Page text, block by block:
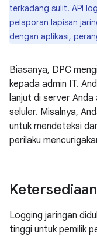
terkadang sulit. API
pelaporan lapisan
dengan aplikasi,
Biasanya, DPC
kepada admin IT.
lanjut di server
seluler. Misalnya,
untuk mendeteksi
perilaku
Ketersediaan
Logging jaringan
tinggi untuk pemilik